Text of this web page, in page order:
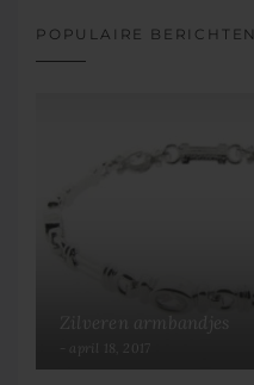
POPULAIRE BERICHTEN
Zilveren armbandjes
april 18, 2017